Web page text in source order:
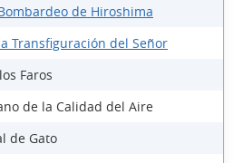
de Hiroshima
Transfiguración del Señor
Faros
de la Calidad del Aire
de Gato